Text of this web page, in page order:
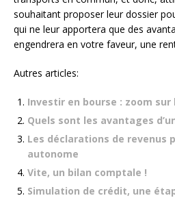
souhaitant proposer leur dossier
qui ne leur apportera que des
engendrera en votre faveur, une
Autres articles:
Investir en bourse : zoom sur
Quels sont les avantages
Les déclarations de revenus
autonome
Vite, un bilan comptale !
Simulation de crédit, une